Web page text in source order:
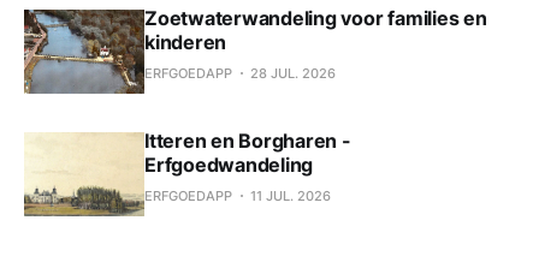
Zoetwaterwandeling voor families en
kinderen
ERFGOEDAPP 28 JUL. 2026
Itteren en Borgharen -
Erfgoedwandeling
ERFGOEDAPP 11 JUL. 2026